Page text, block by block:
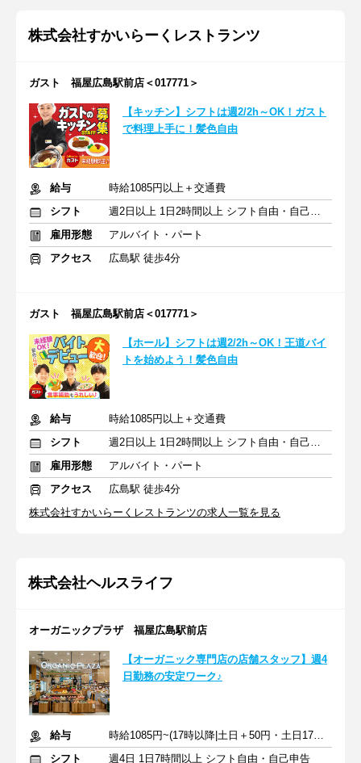
株式会社すかいらーくレストランツ
ガスト 福屋広島駅前店＜017771＞
【キッチン】シフトは週2/2h～OK！ガスト
で料理上手に！髪色自由
給与
時給1085円以上＋交通費
シフト
週2日以上 1日2時間以上 シフト自由・自己申告
雇用形態
アルバイト・パート
アクセス
広島駅 徒歩4分
ガスト 福屋広島駅前店＜017771＞
【ホール】シフトは週2/2h～OK！王道バイ
トを始めよう！髪色自由
給与
時給1085円以上＋交通費
シフト
週2日以上 1日2時間以上 シフト自由・自己申告
雇用形態
アルバイト・パート
アクセス
広島駅 徒歩4分
株式会社すかいらーくレストランツの求人一覧を見る
株式会社ヘルスライフ
オーガニックプラザ 福屋広島駅前店
【オーガニック専門店の店舗スタッフ】週4
日勤務の安定ワーク♪
給与
時給1085円~(17時以降|土日＋50円・土日17時以降＋100円)+交通費
シフト
週4日 1日7時間以上 シフト自由・自己申告